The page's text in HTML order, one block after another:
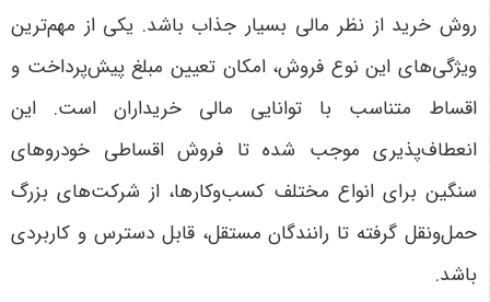
روش خرید از نظر مالی بسیار جذاب باشد. یکی از مهم‌ترین
ویژگی‌های این نوع فروش، امکان تعیین مبلغ پیش‌پرداخت و
اقساط متناسب با توانایی مالی خریداران است. این
انعطاف‌پذیری موجب شده تا فروش اقساطی خودروهای
سنگین برای انواع مختلف کسب‌وکارها، از شرکت‌های بزرگ
حمل‌ونقل گرفته تا رانندگان مستقل، قابل دسترس و کاربردی
باشد.